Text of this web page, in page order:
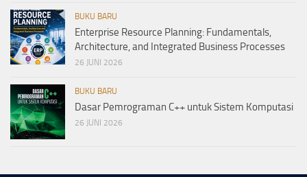
BUKU BARU
Enterprise Resource Planning: Fundamentals,
Architecture, and Integrated Business Processes
26 JUNI 2026
BUKU BARU
Dasar Pemrograman C++ untuk Sistem Komputasi
26 JUNI 2026